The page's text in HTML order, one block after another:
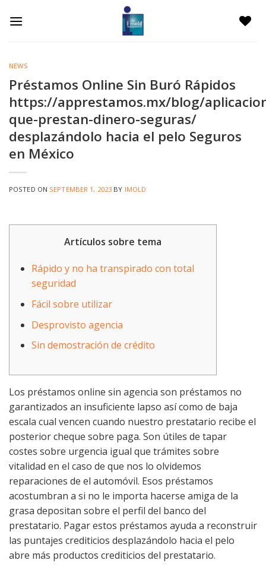
NEWS
Préstamos Online Sin Buró Rápidos
https://apprestamos.mx/blog/
que-prestan-dinero-seguras/
desplazándolo hacia el pelo Seguros
en México
POSTED ON SEPTEMBER 1, 2023 BY IMOLD
Artículos sobre tema
Rápido y no ha transpirado con total
seguridad
Fácil sobre utilizar
Desprovisto agencia
Sin demostración de crédito
Los préstamos online sin agencia son préstamos no
garantizados an insuficiente lapso así­ como de baja
escala cual vencen cuando nuestro prestatario recibe el
posterior cheque sobre paga. Son útiles de tapar
costes sobre urgencia igual que trámites sobre
vitalidad en el caso de que nos lo olvidemos
reparaciones de el automóvil. Esos préstamos
acostumbran a si no le importa hacerse amiga de la
grasa depositan sobre el perfil del banco del
prestatario. Pagar estos préstamos ayuda a reconstruir
las puntajes crediticios desplazándolo hacia el pelo
abre más productos crediticios del prestatario.